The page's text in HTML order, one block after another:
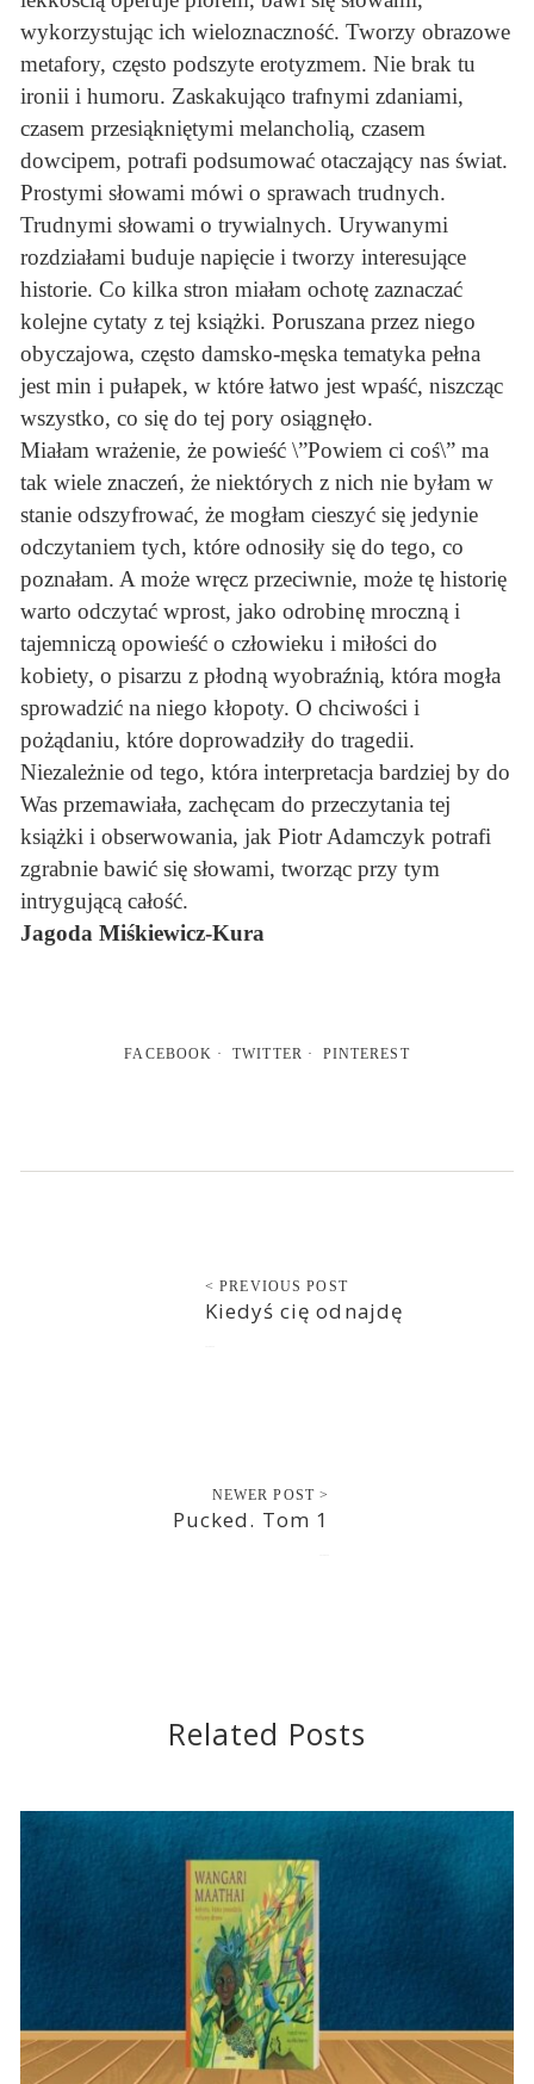
wykorzystując ich wieloznaczność. Tworzy obrazowe
metafory, często podszyte erotyzmem. Nie brak tu
ironii i humoru. Zaskakująco trafnymi zdaniami,
czasem przesiąkniętymi melancholią, czasem
dowcipem, potrafi podsumować otaczający nas świat.
Prostymi słowami mówi o sprawach trudnych.
Trudnymi słowami o trywialnych. Urywanymi
rozdziałami buduje napięcie i tworzy interesujące
historie. Co kilka stron miałam ochotę zaznaczać
kolejne cytaty z tej książki. Poruszana przez niego
obyczajowa, często damsko-męska tematyka pełna
jest min i pułapek, w które łatwo jest wpaść, niszcząc
wszystko, co się do tej pory osiągnęło.
Miałam wrażenie, że powieść \”Powiem ci coś\” ma
tak wiele znaczeń, że niektórych z nich nie byłam w
stanie odszyfrować, że mogłam cieszyć się jedynie
odczytaniem tych, które odnosiły się do tego, co
poznałam. A może wręcz przeciwnie, może tę historię
warto odczytać wprost, jako odrobinę mroczną i
tajemniczą opowieść o człowieku i miłości do
kobiety, o pisarzu z płodną wyobraźnią, która mogła
sprowadzić na niego kłopoty. O chciwości i
pożądaniu, które doprowadziły do tragedii.
Niezależnie od tego, która interpretacja bardziej by do
Was przemawiała, zachęcam do przeczytania tej
książki i obserwowania, jak Piotr Adamczyk potrafi
zgrabnie bawić się słowami, tworząc przy tym
intrygującą całość.
Jagoda Miśkiewicz-Kura
FACEBOOK TWITTER PINTEREST
< PREVIOUS POST
Kiedyś cię odnajdę
NEWER POST >
Pucked. Tom 1
Related Posts